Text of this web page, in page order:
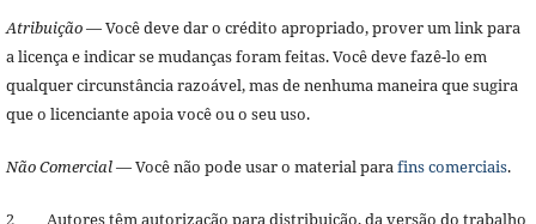
Atribuição— Você deve dar o crédito apropriado, prover um link para
a licença e indicar se mudanças foram feitas. Você deve fazê-lo em
qualquer circunstância razoável, mas de nenhuma maneira que sugira
que o licenciante apoia você ou o seu uso.
Não Comercial— Você não pode usar o material parafins comerciais.
2 Autores têm autorização para distribuição, da versão do trabalho